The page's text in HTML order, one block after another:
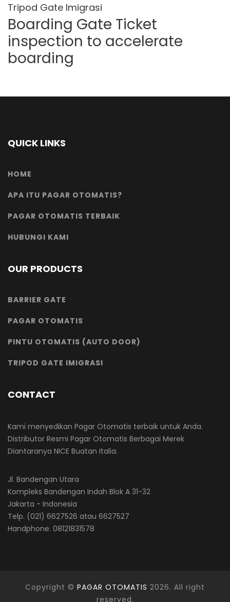
Tripod Gate Imigrasi
Boarding Gate Ticket
inspection to accelerate
boarding
QUICK LINKS
HOME
APA ITU PAGAR OTOMATIS?
PAGAR OTOMATIS TERBAIK
HUBUNGI KAMI
OUR PRODUCTS
BARRIER GATE
PAGAR OTOMATIS
PINTU OTOMATIS (AUTO DOOR)
TRIPOD GATE IMIGRASI
CONTACT
Kami menyedikan Pagar Otomatis terbaik untuk Anda.
Distributor Resmi Pagar Otomatis Berbagai Merek
Diantaranya NICE Buatan Italia.
Jl. Bandengan Utara
Kompleks Bandengan Indah Blok A 31-32
Jakarta - Indonesia
Telp. (021) 6627526 atau 6627527
Handphone. 08121831578
Copyright © PAGAR OTOMATIS 2026. All right
reserved.